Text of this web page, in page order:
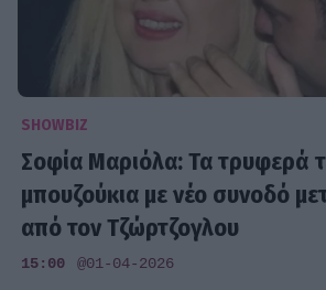
SHOWBIZ
Σοφία Μαριόλα: Τα τρυφερά
μπουζούκια με νέο συνοδό
από τον Τζώρτζογλου
15:00 @01-04-2026